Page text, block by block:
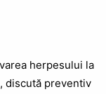
herpesului la
discută preventiv